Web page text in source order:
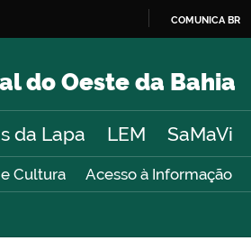
O
COMUNICA BR
do Oeste da Bahia
da Lapa LEM SaMaVi
Cultura Acesso à Informação